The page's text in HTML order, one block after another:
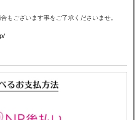
もございます事をご了承くださいませ。